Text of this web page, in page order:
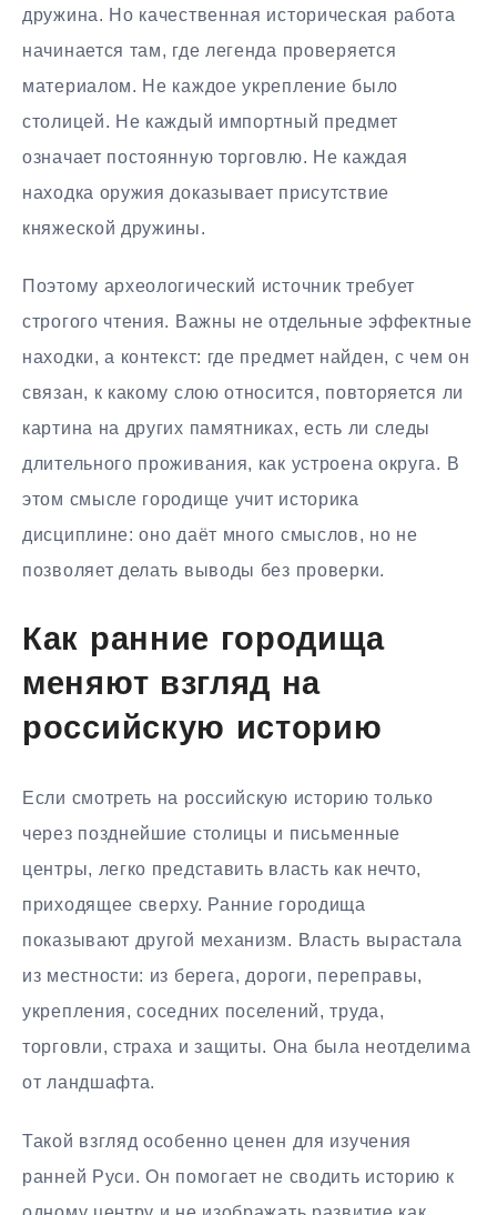
дружина. Но качественная историческая работа
начинается там, где легенда проверяется
материалом. Не каждое укрепление было
столицей. Не каждый импортный предмет
означает постоянную торговлю. Не каждая
находка оружия доказывает присутствие
княжеской дружины.
Поэтому археологический источник требует
строгого чтения. Важны не отдельные эффектные
находки, а контекст: где предмет найден, с чем он
связан, к какому слою относится, повторяется ли
картина на других памятниках, есть ли следы
длительного проживания, как устроена округа. В
этом смысле городище учит историка
дисциплине: оно даёт много смыслов, но не
позволяет делать выводы без проверки.
Как ранние городища
меняют взгляд на
российскую историю
Если смотреть на российскую историю только
через позднейшие столицы и письменные
центры, легко представить власть как нечто,
приходящее сверху. Ранние городища
показывают другой механизм. Власть вырастала
из местности: из берега, дороги, переправы,
укрепления, соседних поселений, труда,
торговли, страха и защиты. Она была неотделима
от ландшафта.
Такой взгляд особенно ценен для изучения
ранней Руси. Он помогает не сводить историю к